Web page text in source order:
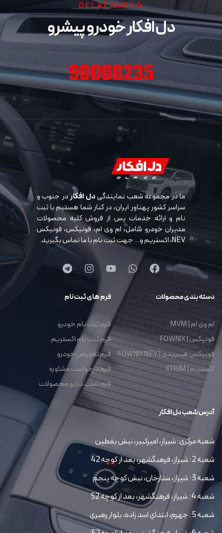
DELAFKARCO
دل افکار خودرو پیشرو
90000235
ما در مجموعه شعب نمایندگیدل افکاردر جنوب و
سراسر کشور پهناور ایران، در کنار شما هستیم با ثبت
نام و ارائه خدمات پس از فروش کلیه محصولات
مدیران خودرو شامل، ام وی ام، فونیکس، فونیکس
NEV، اکستریم و… جهت ثبت نام با ما تماس بگیرید.
دسته بندی محصولات
ام وی ام | MVM
فونیکس | FOWNIX
فونیکس هیبریدی | FOWNIX NEV
اکستریم | XTRIM
فرم های ثبت نام
فرم ثبت نام خودرو
فرم ثبت نام اکستریم
فرم تعویض خودرو
فرم درخواست مشاوره
فرم تست درایو محصولات
آدرس شعب دل افکار
شعبه مرکزی: شیراز، امیرکبیر، نبش یقطین
شعبه 2: شیراز، فرهنگشهر، بعد از کوچه 42
شعبه 3: شیراز، ستارخان، نبش کوچه پنجم
شعبه 4: شیراز، فرهنگشهر، بعد از کوچه 52
شعبه 5: جهرم، ابتداي اسد زاده، بلوار رهبري